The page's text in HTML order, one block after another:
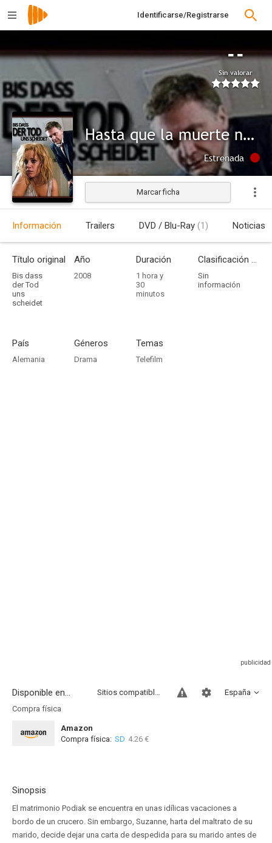
Identificarse/Registrarse
--
Sin valorar
Hasta que la muerte nos separe
Estrenada
Marcar ficha
Información Trailers DVD / Blu-Ray (1) Noticias
Título original
Bis dass
der Tod
uns
scheidet
Año
2008
Duración
1 hora y
30
minutos
Clasificación por edades
Sin
información
País
Alemania
Géneros
Drama
Temas
Telefilm
Disponible en... España
Sitios compatibles
Compra física
Amazon
Compra física: SD 4.26 €
Sinopsis
El matrimonio Podiak se encuentra en unas idílicas vacaciones a
bordo de un crucero. Sin embargo, Suzanne, harta del maltrato de su
marido, decide dejar una carta de despedida para su marido antes de